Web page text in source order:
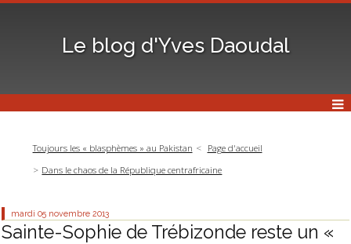
Le blog d'Yves Daoudal
Toujours les « blasphèmes » au Pakistan
Page d'accueil
Dans le chaos de la République centrafricaine
mardi 05 novembre 2013
Sainte-Sophie de Trébizonde reste un «